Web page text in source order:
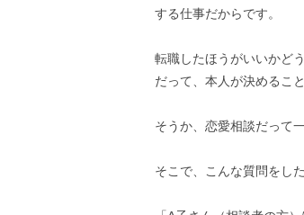
する仕事だからです。
転職したほうがいいかど
だって、本人が決めること
そうか、恋愛相談だって
そこで、こんな質問をした